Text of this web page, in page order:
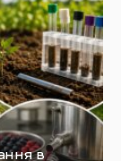
безпечно
186